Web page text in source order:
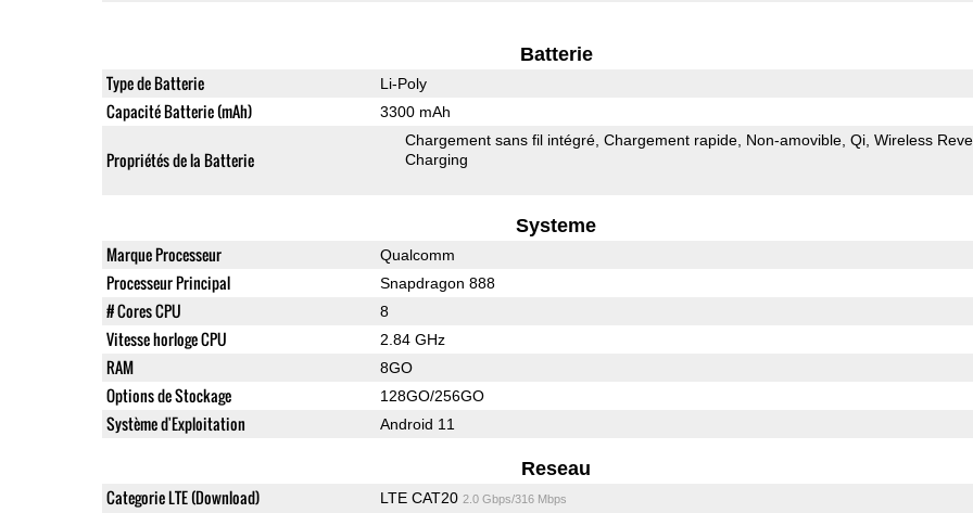
Batterie
Type de Batterie Li-Poly
Capacité Batterie (mAh) 3300 mAh
Propriétés de la Batterie
Chargement sans fil intégré Chargement rapide Non-amovible Qi Wireless
Charging
Systeme
Marque Processeur Qualcomm
Processeur Principal Snapdragon 888
# Cores CPU 8
Vitesse horloge CPU 2.84 GHz
RAM 8GO
Options de Stockage 128GO/256GO
Système d'Exploitation Android 11
Reseau
Categorie LTE (Download) LTE CAT20 2.0 Gbps/316 Mbps